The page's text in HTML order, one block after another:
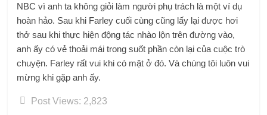
NBC vì anh ta không giỏi làm người phụ trách là một ví dụ
hoàn hảo. Sau khi Farley cuối cùng cũng lấy lại được hơi
thở sau khi thực hiện động tác nhào lộn trên đường vào,
anh ấy có vẻ thoải mái trong suốt phần còn lại của cuộc trò
chuyện. Farley rất vui khi có mặt ở đó. Và chúng tôi luôn vui
mừng khi gặp anh ấy.
Post Views: 2,823